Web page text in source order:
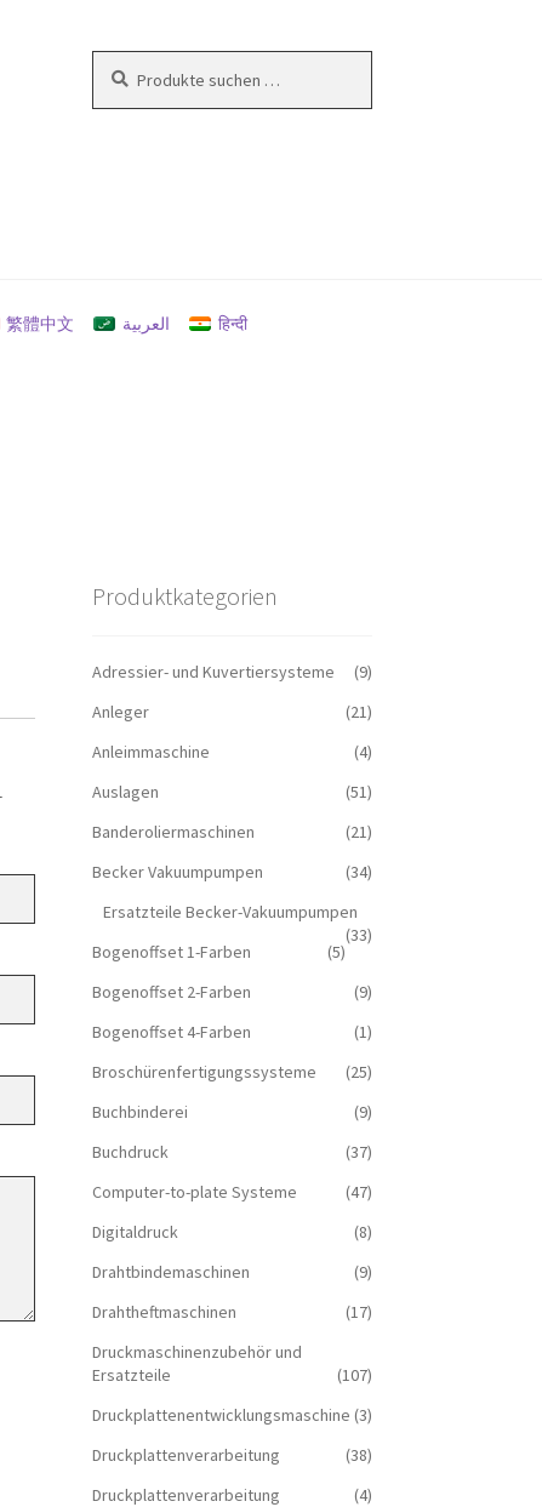
nach:
繁體中文 العربية
हिन्दी
Produktkategorien
Adressier- und Kuvertiersysteme
(9)
Anleger
(21)
Anleimmaschine
(4)
Auslagen
(51)
Banderoliermaschinen
(21)
Becker Vakuumpumpen
(34)
Ersatzteile Becker-Vakuumpumpen
(33)
Bogenoffset 1-Farben
(5)
Bogenoffset 2-Farben
(9)
Bogenoffset 4-Farben
(1)
Broschürenfertigungssysteme
(25)
Buchbinderei
(9)
Buchdruck
(37)
Computer-to-plate Systeme
(47)
Digitaldruck
(8)
Drahtbindemaschinen
(9)
Drahtheftmaschinen
(17)
Druckmaschinenzubehör und
Ersatzteile
(107)
Druckplattenentwicklungsmaschine (3)
Druckplattenverarbeitung
(38)
Druckplattenverarbeitung
(4)